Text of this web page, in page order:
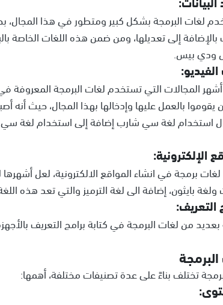
لغات البرمجة بشكل كبير ومتطور في هذا المجال،
بالإضافة إلى تعديلها، ومن ضمن هذه اللغات الخاصة
ودي بيس.
المجالات التي تستخدم لغات البرمجة المعروفة
بالعمل عليها وإدخالها بهذا المجال، حيث أنه
استخدام لغة سي شارب إضافة إلى استخدام لغة
الإلكترونية:
برمجة في انشاء المواقع الالكترونية، لعل
بايثون، إضافة الى لغة الترميز والتي تعد هذه
التعريف:
بعديد من لغات البرمجة في كتابة برامج التعريف
تختلف بناءً على عدة تصنيفات مختلفة، أهمها: